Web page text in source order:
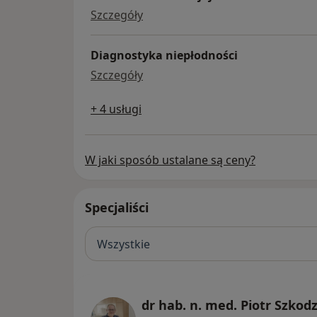
Szczegółybadania drożności jajowodów
Diagnostyka niepłodności
Szczegółydiagnostyka niepłodności
+ 4 usługi
W jaki sposób ustalane są ceny?
Specjaliści
Wszystkie
dr hab. n. med. Piotr